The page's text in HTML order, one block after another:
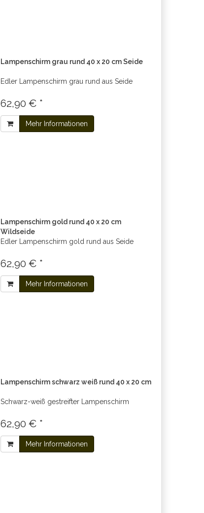
Lampenschirm grau rund 40 x 20 cm Seide
Edler Lampenschirm grau rund aus Seide
62,90 € *
Mehr Informationen
Lampenschirm gold rund 40 x 20 cm
Wildseide
Edler Lampenschirm gold rund aus Seide
62,90 € *
Mehr Informationen
Lampenschirm schwarz weiß rund 40 x 20 cm
Schwarz-weiß gestreifter Lampenschirm
62,90 € *
Mehr Informationen